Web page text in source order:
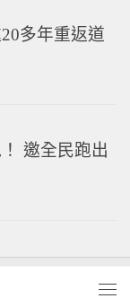
多年重返道
邀全民跑出